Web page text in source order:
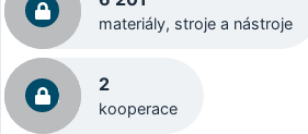
materiály, stroje a nástroje
2
kooperace